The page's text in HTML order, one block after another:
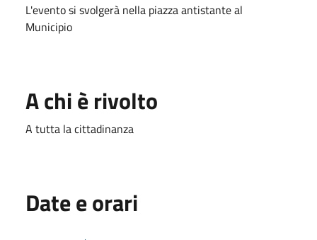
L'evento si svolgerà nella piazza antistante al
Municipio
A chi è rivolto
A tutta la cittadinanza
Date e orari